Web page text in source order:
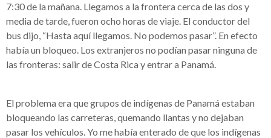
7:30 de la mañana. Llegamos a la frontera cerca de las dos y
media de tarde, fueron ocho horas de viaje. El conductor del
bus dijo, “Hasta aquí llegamos. No podemos pasar”. En efecto
había un bloqueo. Los extranjeros no podían pasar ninguna de
las fronteras: salir de Costa Rica y entrar a Panamá.
El problema era que grupos de indígenas de Panamá estaban
bloqueando las carreteras, quemando llantas y no dejaban
pasar los vehículos. Yo me había enterado de que los indígenas